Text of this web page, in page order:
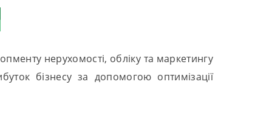
нерухомості, обліку та маркетингу
бізнесу за допомогою оптимізації